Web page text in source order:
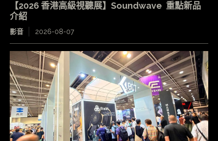
【2026 香港高級視聽展】Soundwave 重點新品
介紹
影音 2026-08-07